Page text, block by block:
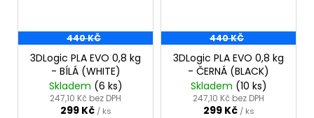
440 KČ
3DLogic PLA EVO 0,8 kg
- BÍLÁ (WHITE)
Skladem (6 ks)
247,10 Kč bez DPH
299 Kč / ks
440 KČ
3DLogic PLA EVO 0,8 kg
- ČERNÁ (BLACK)
Skladem (10 ks)
247,10 Kč bez DPH
299 Kč / ks